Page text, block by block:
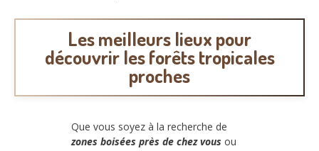
Les meilleurs lieux pour
découvrir les forêts tropicales
proches
Que vous soyez à la recherche de
zones boisées près de chez vous ou